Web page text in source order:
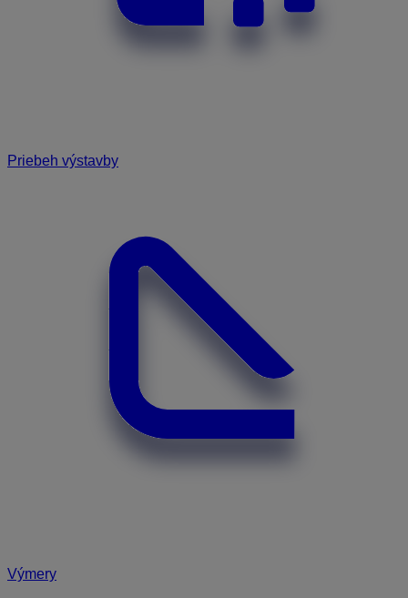
Priebeh výstavby
Výmery